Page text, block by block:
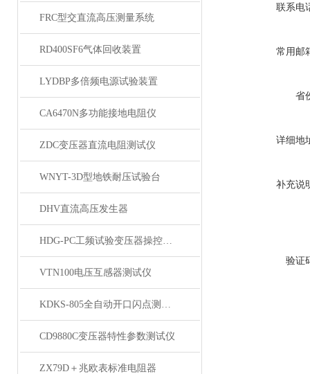
FRC型交直流高压测量系统
RD400SF6气体回收装置
LYDBP多倍频电源试验装置
CA6470N多功能接地电阻仪
ZDC变压器直流电阻测试仪
WNYT-3D型地铁耐压试验台
DHV直流高压发生器
HDG-PC工频试验变压器操控装置
VTN100电压互感器测试仪
KDKS-805全自动开口闪点测定仪
CD9880C变压器特性参数测试仪
ZX79D＋兆欧表标准电阻器
联系电
常用邮
省
详细地
补充说
验证